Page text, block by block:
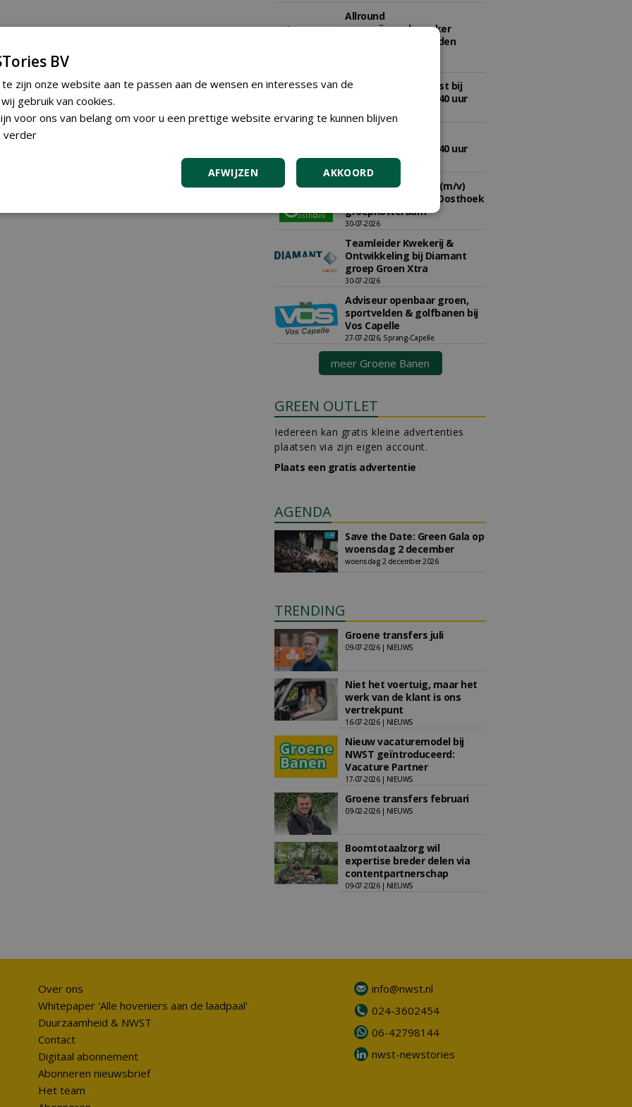
Allround
magazijnmedewerker
(fulltime) bij DSV zaden
Groeiplaats specialist bij
Boomtotaalzorg32-40 uur
Boomtotaalzorg24-40 uur
30-07-2026, Schalkwijk
Hoofdgreenkeeper (m/v)
Golfbaan KralingenOosthoek
groepRotterdam
30-07-2026
Teamleider Kwekerij &
Ontwikkeling bij Diamant
groep Groen Xtra
30-07-2026
Adviseur openbaar groen,
sportvelden & golfbanen bij
Vos Capelle
27-07-2026, Sprang-Capelle
meer Groene Banen
GREEN OUTLET
Iedereen kan gratis kleine advertenties
plaatsen via zijn eigen account.
Plaats een gratis advertentie
AGENDA
Save the Date: Green Gala op
woensdag 2 december
woensdag 2 december 2026
TRENDING
Groene transfers juli
09-07-2026 | NIEUWS
Niet het voertuig, maar het
werk van de klant is ons
vertrekpunt
16-07-2026 | NIEUWS
Nieuw vacaturemodel bij
NWST geïntroduceerd:
Vacature Partner
17-07-2026 | NIEUWS
Groene transfers februari
09-02-2026 | NIEUWS
Boomtotaalzorg wil
expertise breder delen via
contentpartnerschap
09-07-2026 | NIEUWS
Over ons
Whitepaper 'Alle hoveniers aan de laadpaal'
Duurzaamheid & NWST
Contact
Digitaal abonnement
Abonneren nieuwsbrief
Het team
info@nwst.nl
024-3602454
06-42798144
nwst-newstories
BV
zijn onze website aan te passen aan de wensen en interesses van de
gebruik van cookies.
voor ons van belang om voor u een prettige website ervaring te kunnen blijven
verder
AKKOORD
AFWIJZEN